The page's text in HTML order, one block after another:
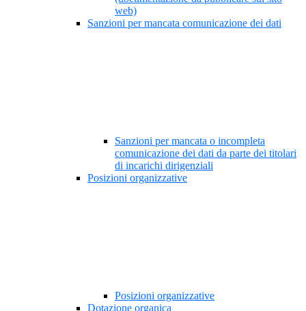
web)
Sanzioni per mancata comunicazione dei dati
Sanzioni per mancata o incompleta
comunicazione dei dati da parte dei titolari
di incarichi dirigenziali
Posizioni organizzative
Posizioni organizzative
Dotazione organica